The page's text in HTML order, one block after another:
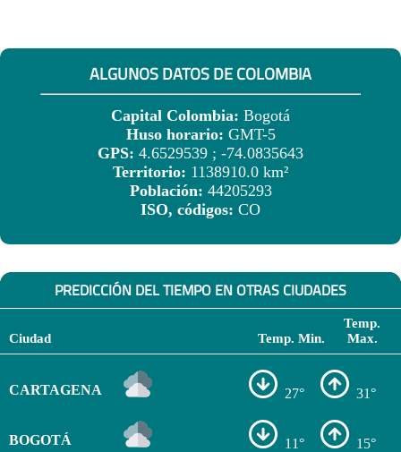
ALGUNOS DATOS DE COLOMBIA
Capital Colombia: Bogotá
Huso horario: GMT-5
GPS: 4.6529539 ; -74.0835643
Territorio: 1138910.0 km²
Población: 44205293
ISO, códigos: CO
PREDICCIÓN DEL TIEMPO EN OTRAS CIUDADES
Ciudad Temp. Min.
Temp.
Max.
CARTAGENA 27° 31°
BOGOTÁ 11° 15°